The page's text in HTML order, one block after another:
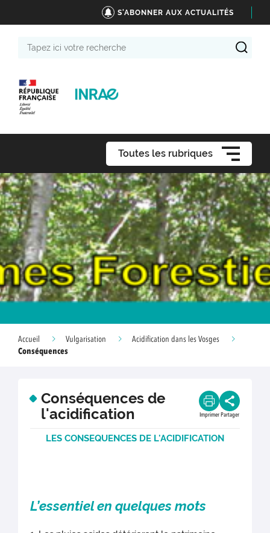
S'ABONNER AUX ACTUALITÉS
Toutes les rubriques
Accueil Vulgarisation
Acidification dans les Vosges
Conséquences
Conséquences de
l'acidification
Imprimer Partager
LES CONSEQUENCES DE L'ACIDIFICATION
L’essentiel en quelques mots